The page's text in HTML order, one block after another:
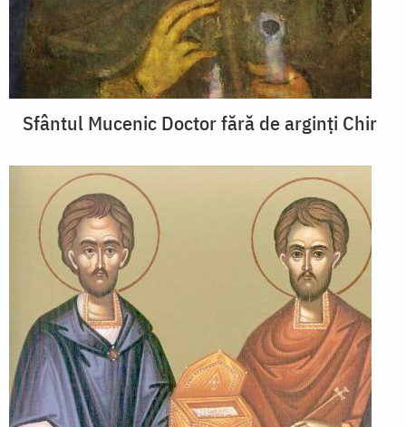
Sfântul Mucenic Doctor fără de arginți Chir